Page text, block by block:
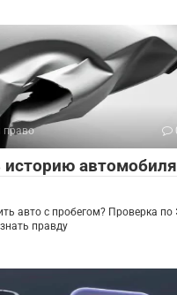
право
историю
авто с пробегом? Проверка
правду